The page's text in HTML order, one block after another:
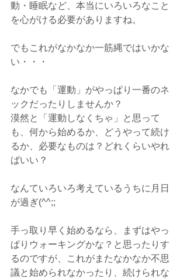
動・睡眠など、本当にいろいろなこと
を心がける必要がありますね。
でもこれがなかなか一筋縄ではいかな
い・・・
なかでも「運動」がやっぱり一番のネ
ックだったりしませんか？
漠然と「運動しなくちゃ」と思って
も、何から始めるか、どうやって続け
るか、必要なものは？どれくらいやれ
ばいい？
なんていろいろ考えているうちに月日
が過ぎ(^^;;
手っ取り早く始めるなら、まずはやっ
ぱりウォーキングかな？と思ったりす
るのですが、これがまたなかなか不思
議と始められなかったり、続けられな